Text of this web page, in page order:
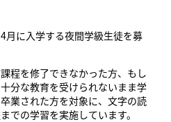
月に入学する夜間学級生徒を募
程を修了できなかった方、もし
分な教育を受けられないまま学
業された方を対象に、文字の読
での学習を実施しています。